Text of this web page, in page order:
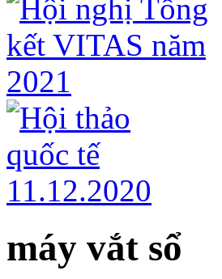
máy vắt sổ